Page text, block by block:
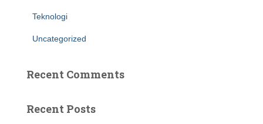
Teknologi
Uncategorized
Recent Comments
Recent Posts